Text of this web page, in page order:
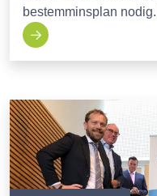
bestemminsplan